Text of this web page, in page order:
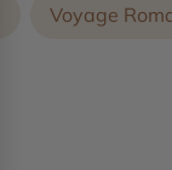
Voyage